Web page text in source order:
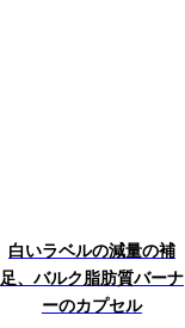
白いラベルの減量の補
足、バルク脂肪質バーナ
ーのカプセル